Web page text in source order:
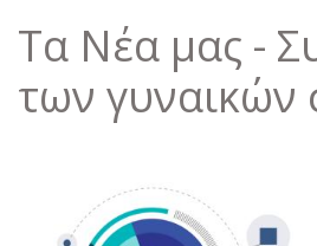
Τα Νέα μας -
των γυναικών